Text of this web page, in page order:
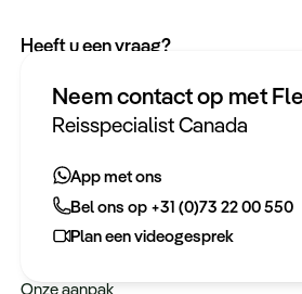
Neem contact op met
Reisspecialist Canada
App met ons
Bel ons op +31 (0)73 22 00 550
Plan een videogesprek
Heeft u een vraag?
Bel ons op +31 (0)73 22 00 550
Plan een videogesprek
Meer informatie
Keurmerken
Onze aanpak